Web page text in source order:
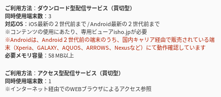
ご利用方法
ダウンロード型配信サービス（買切型）
同時使用端末数
3
対応OS
iOS最新の２世代前まで / Android最新の２世代前まで
※コンテンツの使用にあたり、専用ビューアisho.jpが必要
※Androidは、Android２世代前の端末のうち、国内キャリア経由で販売されている端
末（Xperia、GALAXY、AQUOS、ARROWS、Nexusなど）にて動作確認しています
必要メモリ容量
58 MB以上
ご利用方法
アクセス型配信サービス（買切型）
同時使用端末数
1
※インターネット経由でのWEBブラウザによるアクセス参照